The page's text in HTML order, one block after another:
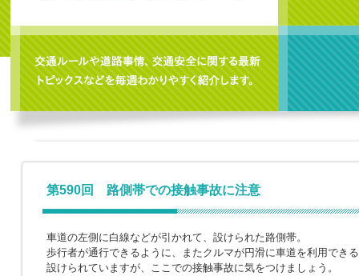
第590回 路側帯での接触事故に注意
車道の左側に白線などが引かれて、設けられた路側帯。
歩行者が通行できるように、またクルマが円滑に車道を利用でき
設けられていますが、ここでの接触事故に気をつけましょう。